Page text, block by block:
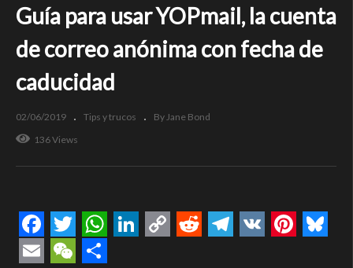
Guía para usar YOPmail, la cuenta
de correo anónima con fecha de
caducidad
02/06/2019 Tips y trucos
By Jane Bond
136 Views
Facebook
TwitterWhatsApp